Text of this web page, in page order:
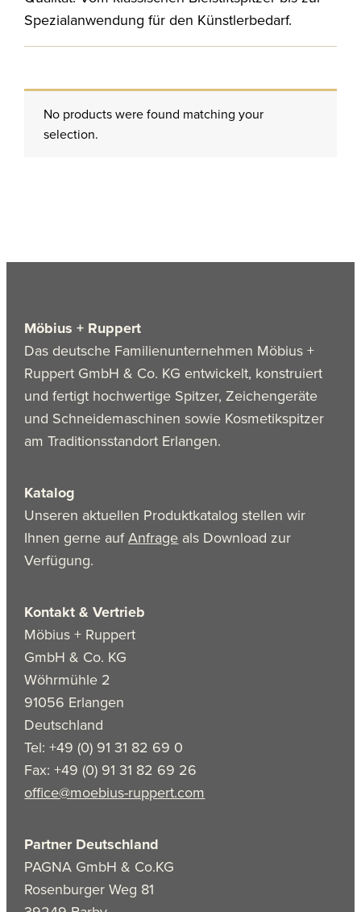
Spezialanwendung für den Künstlerbedarf.
No products were found matching your
selection.
Möbius + Ruppert
Das deutsche Familienunternehmen Möbius +
Ruppert GmbH & Co. KG entwickelt, konstruiert
und fertigt hochwertige Spitzer, Zeichengeräte
und Schneidemaschinen sowie Kosmetikspitzer
am Traditionsstandort Erlangen.
Katalog
Unseren aktuellen Produktkatalog stellen wir
Ihnen gerne aufAnfrage als Download zur
Verfügung.
Kontakt & Vertrieb
Möbius + Ruppert
GmbH & Co. KG
Wöhrmühle 2
91056 Erlangen
Deutschland
Tel: +49 (0) 91 31 82 69 0
Fax: +49 (0) 91 31 82 69 26
office@moebius-ruppert.com
Partner Deutschland
PAGNA GmbH & Co.KG
Rosenburger Weg 81